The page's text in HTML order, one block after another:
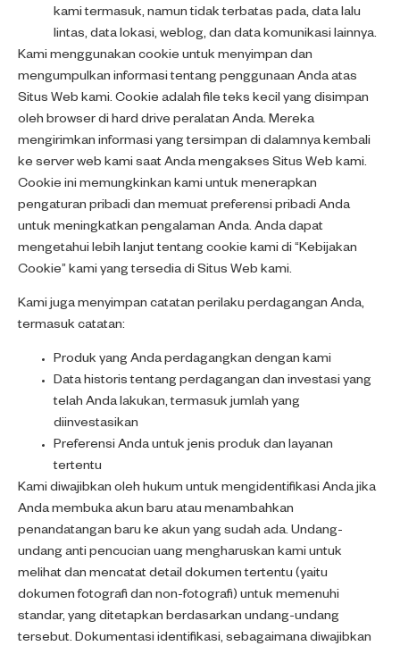
kami termasuk, namun tidak terbatas pada, data lalu
lintas, data lokasi, weblog, dan data komunikasi lainnya.
Kami menggunakan cookie untuk menyimpan dan
mengumpulkan informasi tentang penggunaan Anda atas
Situs Web kami. Cookie adalah file teks kecil yang disimpan
oleh browser di hard drive peralatan Anda. Mereka
mengirimkan informasi yang tersimpan di dalamnya kembali
ke server web kami saat Anda mengakses Situs Web kami.
Cookie ini memungkinkan kami untuk menerapkan
pengaturan pribadi dan memuat preferensi pribadi Anda
untuk meningkatkan pengalaman Anda. Anda dapat
mengetahui lebih lanjut tentang cookie kami di “Kebijakan
Cookie” kami yang tersedia di Situs Web kami.
Kami juga menyimpan catatan perilaku perdagangan Anda,
termasuk catatan:
Produk yang Anda perdagangkan dengan kami
Data historis tentang perdagangan dan investasi yang
telah Anda lakukan, termasuk jumlah yang
diinvestasikan
Preferensi Anda untuk jenis produk dan layanan
tertentu
Kami diwajibkan oleh hukum untuk mengidentifikasi Anda jika
Anda membuka akun baru atau menambahkan
penandatangan baru ke akun yang sudah ada. Undang-
undang anti pencucian uang mengharuskan kami untuk
melihat dan mencatat detail dokumen tertentu (yaitu
dokumen fotografi dan non-fotografi) untuk memenuhi
standar, yang ditetapkan berdasarkan undang-undang
tersebut. Dokumentasi identifikasi, sebagaimana diwajibkan